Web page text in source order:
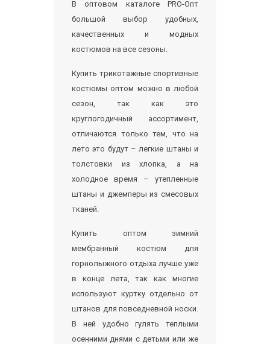
В оптовом каталоге PRO-Опт
большой выбор удобных,
качественных и модных
костюмов на все сезоны.
Купить трикотажные спортивные
костюмы оптом можно в любой
сезон, так как это
круглогодичный ассортимент,
отличаются только тем, что на
лето это будут – легкие штаны и
толстовки из хлопка, а на
холодное время – утепленные
штаны и джемперы из смесовых
тканей.
Купить оптом зимний
мембранный костюм для
горнолыжного отдыха лучше уже
в конце лета, так как многие
используют куртку отдельно от
штанов для повседневной носки.
В ней удобно гулять теплыми
осенними днями с детьми или же